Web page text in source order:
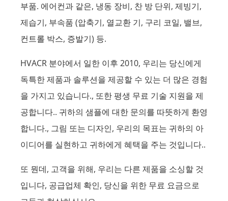
부품. 에어컨과 같은, 냉동 장비, 찬 방 단위, 제빙기,
제습기, 부속품 (압축기, 열교환 기, 구리 코일, 밸브,
컨트롤 박스, 증발기) 등.
HVACR 분야에서 일한 이후 2010, 우리는 당신에게
독특한 제품과 솔루션을 제공할 수 있는 더 많은 경험
을 가지고 있습니다., 또한 평생 무료 기술 지원을 제
공합니다.. 귀하의 샘플에 대한 문의를 따뜻하게 환영
합니다., 그림 또는 디자인, 우리의 목표는 귀하의 아
이디어를 실현하고 귀하에게 혜택을 주는 것입니다..
또 뭔데, 고객을 위해, 우리는 다른 제품을 소싱할 것
입니다, 공급업체 확인, 당신을 위한 무료 요금으로